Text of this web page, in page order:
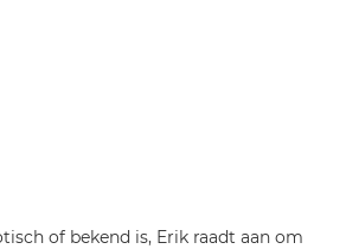
of bekend is, Erik raadt aan om